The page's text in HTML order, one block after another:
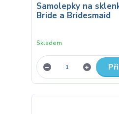
Samolepky na
Bride a Bridesmaid
Skladem